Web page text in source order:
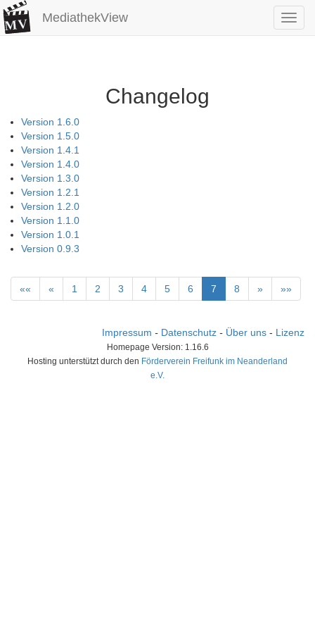
MediathekView
Changelog
Version 1.6.0
Version 1.5.0
Version 1.4.1
Version 1.4.0
Version 1.3.0
Version 1.2.1
Version 1.2.0
Version 1.1.0
Version 1.0.1
Version 0.9.3
«« « 1 2 3 4 5 6 7 8 » »»
Impressum - Datenschutz - Über uns - Lizenz
Homepage Version: 1.16.6
Hosting unterstützt durch den Förderverein Freifunk im Neanderland
e.V.